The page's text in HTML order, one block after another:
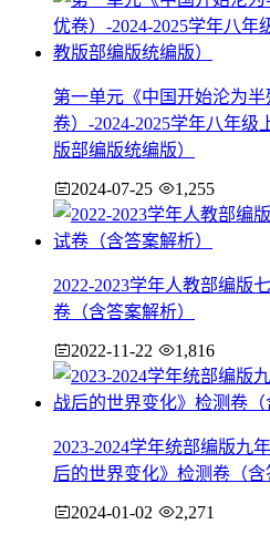
第一单元《中国开始沦为
卷）-2024-2025学年八年
版部编版统编版）
2024-07-25 1,255
2022-2023学年人教部编版
卷（含答案解析）
2022-11-22 1,816
2023-2024学年统部编版九
后的世界变化》检测卷（含
2024-01-02 2,271